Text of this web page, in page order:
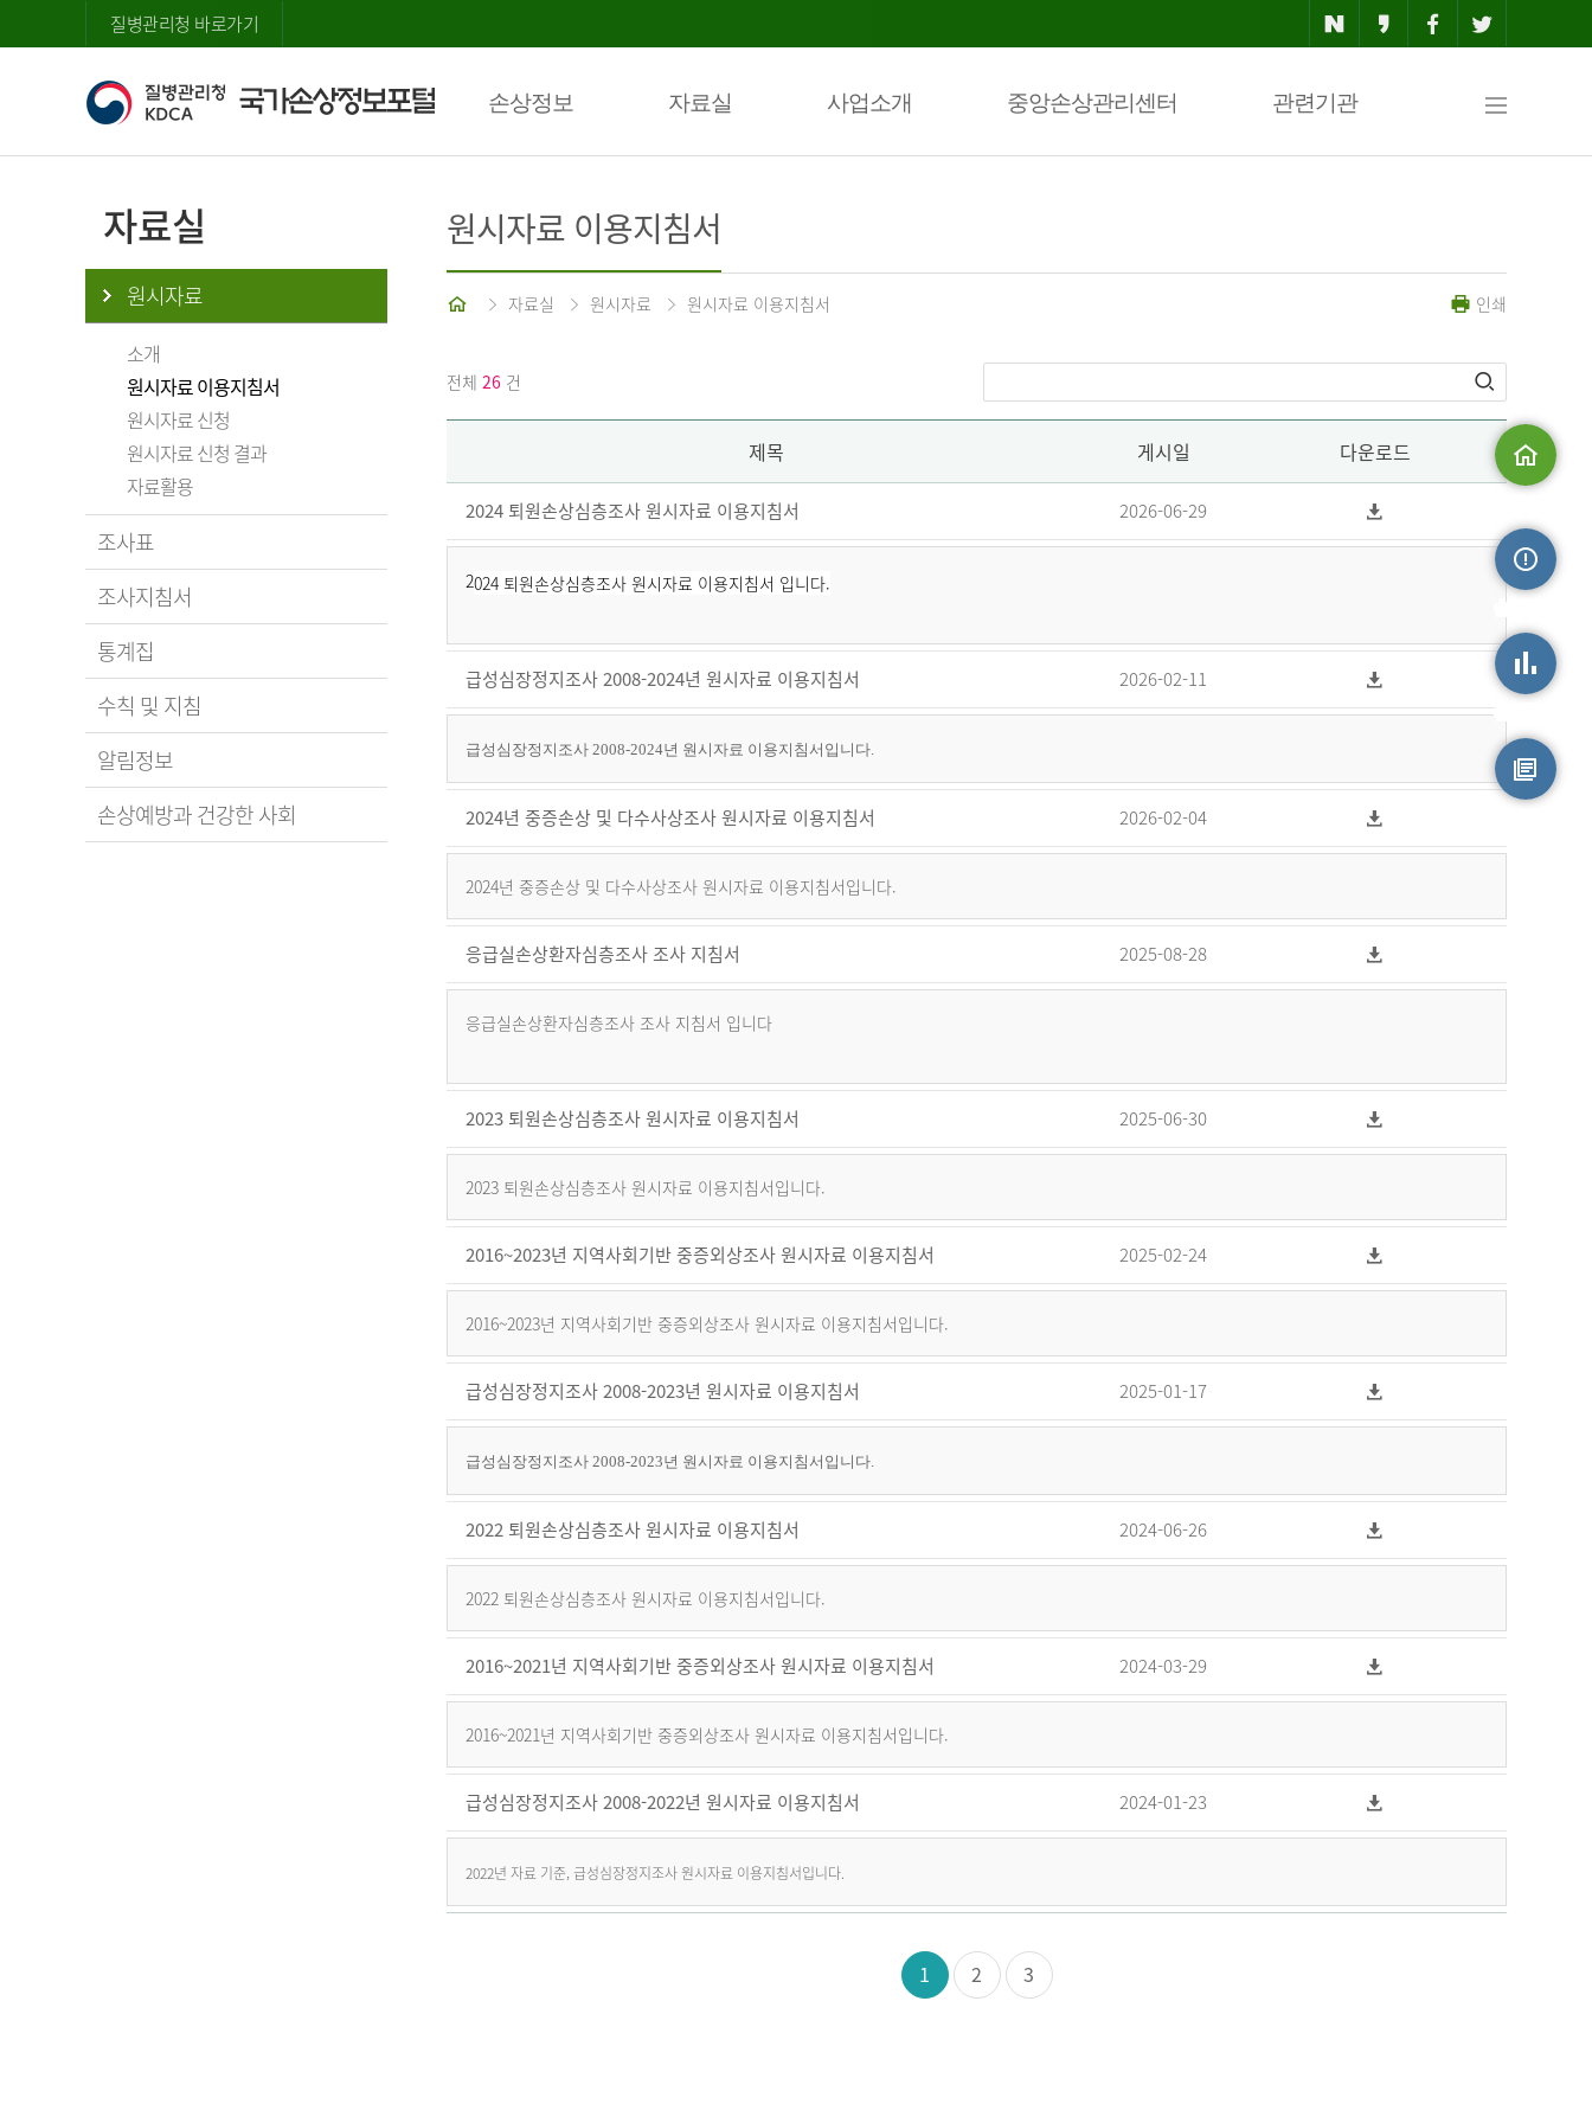
질병관리청 바로가기
손상정보 자료실 사업소개 중앙손상관리센터 관련기관
맵
자료실
원시자료
소개
원시자료 이용지침서
원시자료 신청
원시자료 신청 결과
자료활용
조사표
조사지침서
통계집
수칙 및 지침
알림정보
손상예방과 건강한 사회
원시자료 이용지침서
홈 자료실 원시자료 원시자료 이용지침서 인쇄
전체 26 건
제목 게시일 다운로드
2024 퇴원손상심층조사 원시자료 이용지침서 2026-06-29
2024 퇴원손상심층조사 원시자료 이용지침서 입니다.
급성심장정지조사 2008-2024년 원시자료 이용지침서 2026-02-11
급성심장정지조사 2008-2024년 원시자료 이용지침서입니다.
2024년 중증손상 및 다수사상조사 원시자료 이용지침서 2026-02-04
2024년 중증손상 및 다수사상조사 원시자료 이용지침서입니다.
응급실손상환자심층조사 조사 지침서 2025-08-28
응급실손상환자심층조사 조사 지침서 입니다
2023 퇴원손상심층조사 원시자료 이용지침서 2025-06-30
2023 퇴원손상심층조사 원시자료 이용지침서입니다.
2016~2023년 지역사회기반 중증외상조사 원시자료 이용지침서 2025-02-24
2016~2023년 지역사회기반 중증외상조사 원시자료 이용지침서입니다.
급성심장정지조사 2008-2023년 원시자료 이용지침서 2025-01-17
급성심장정지조사 2008-2023년 원시자료 이용지침서입니다.
2022 퇴원손상심층조사 원시자료 이용지침서 2024-06-26
2022 퇴원손상심층조사 원시자료 이용지침서입니다.
2016~2021년 지역사회기반 중증외상조사 원시자료 이용지침서 2024-03-29
2016~2021년 지역사회기반 중증외상조사 원시자료 이용지침서입니다.
급성심장정지조사 2008-2022년 원시자료 이용지침서 2024-01-23
2022년 자료 기준, 급성심장정지조사 원시자료 이용지침서입니다.
1 2 3
손상정보